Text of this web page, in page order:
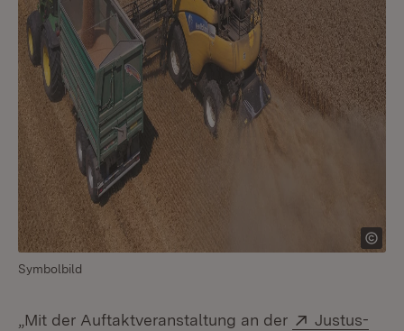
Symbolbild
„Mit der Auftaktveranstaltung an der Extern:
Justus-